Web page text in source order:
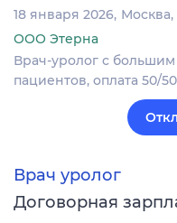
18 января 2026 Москва
ООО Этерна
Врач-уролог с
пациентов, оплата 50/50
Врач уролог
Договорная